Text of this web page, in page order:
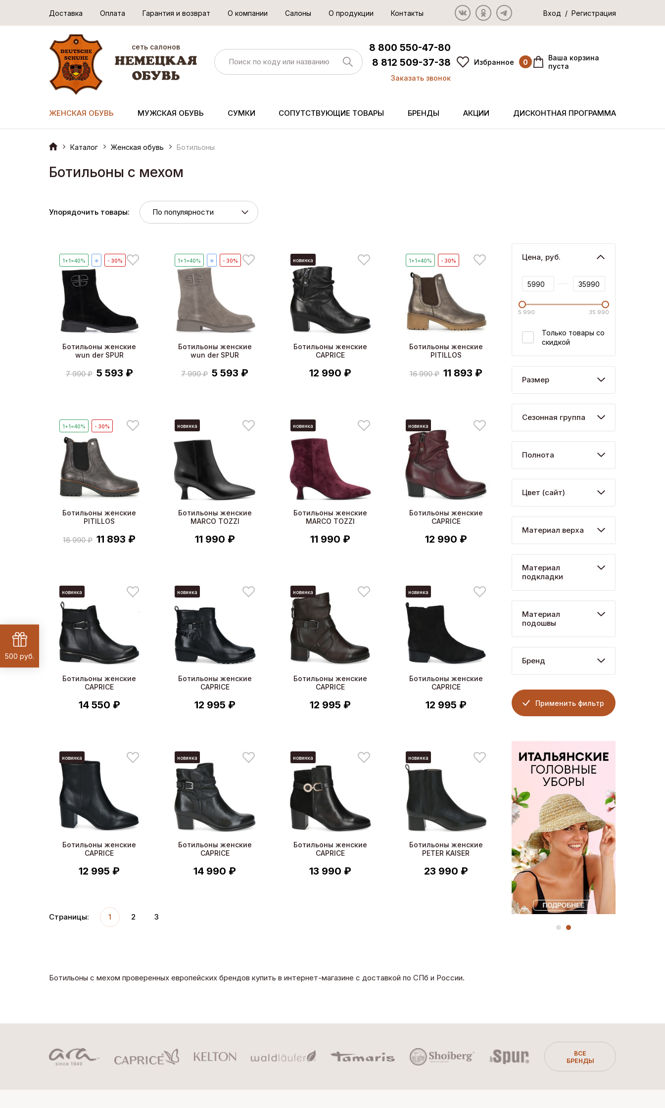
Доставка Оплата Гарантия и возврат О компании Салоны О продукции Контакты Вход / Регистрация
сеть салонов
8 800 550-47-80
8 812 509-37-38
Заказать звонок
Избранное 0
Ваша корзина
пуста
ЖЕНСКАЯ ОБУВЬ МУЖСКАЯ ОБУВЬ СУМКИ СОПУТСТВУЮЩИЕ ТОВАРЫ БРЕНДЫ АКЦИИ ДИСКОНТНАЯ ПРОГРАММА
Каталог Женская обувь Ботильоны
Ботильоны с мехом
Упорядочить товары:
1+1=40% ❄ - 30%
Ботильоны женские
wun der SPUR
7 990 ₽ 5 593 ₽
1+1=40% ❄ - 30%
Ботильоны женские
wun der SPUR
7 990 ₽ 5 593 ₽
новинка
Ботильоны женские
CAPRICE
12 990 ₽
1+1=40% - 30%
Ботильоны женские
PITILLOS
16 990 ₽ 11 893 ₽
1+1=40% - 30%
Ботильоны женские
PITILLOS
16 990 ₽ 11 893 ₽
новинка
Ботильоны женские
MARCO TOZZI
11 990 ₽
новинка
Ботильоны женские
MARCO TOZZI
11 990 ₽
новинка
Ботильоны женские
CAPRICE
12 990 ₽
новинка
Ботильоны женские
CAPRICE
14 550 ₽
новинка
Ботильоны женские
CAPRICE
12 995 ₽
новинка
Ботильоны женские
CAPRICE
12 995 ₽
новинка
Ботильоны женские
CAPRICE
12 995 ₽
новинка
Ботильоны женские
CAPRICE
12 995 ₽
новинка
Ботильоны женские
CAPRICE
14 990 ₽
новинка
Ботильоны женские
CAPRICE
13 990 ₽
новинка
Ботильоны женские
PETER KAISER
23 990 ₽
Страницы: 1 2 3
Цена, руб.
5 990 35 990
Только товары со
скидкой
Размер
Сезонная группа
Полнота
Цвет (сайт)
Материал верха
Материал
подкладки
Материал
подошвы
Бренд
Применить фильтр
Ботильоны с мехом проверенных европейских брендов купить в интернет-магазине с доставкой по СПб и России.
ВСЕ
БРЕНДЫ
500 руб.